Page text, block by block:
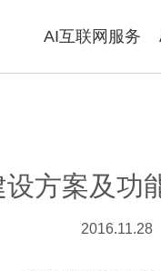
AI互联网服务
方案及功
2016.11.28